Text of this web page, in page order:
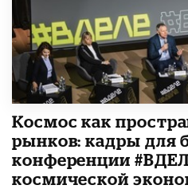
Космос как
рынков: кадры для
конференции
космической